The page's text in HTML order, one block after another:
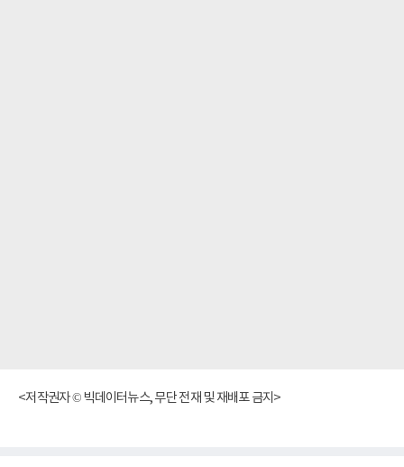
<저작권자 © 빅데이터뉴스, 무단 전재 및 재배포 금지>